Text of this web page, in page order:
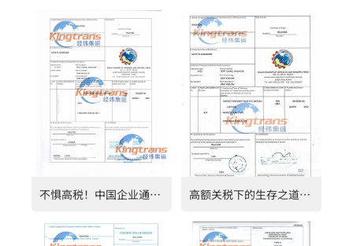
不惧高税！中国企业通过第三国转口贸易成功规避加拿大反倾销措施 高额关税下的生存之道：中国企业转口贸易助力铝制品顺利进入美国